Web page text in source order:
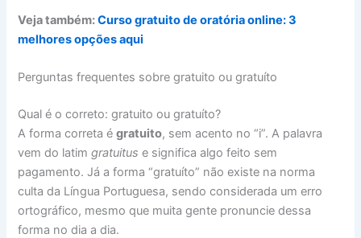
Veja também:Curso gratuito de oratória online: 3
melhores opções aqui
Perguntas frequentes sobre gratuito ou gratuíto
Qual é o correto: gratuito ou gratuíto?
A forma correta égratuito, sem acento no “i”. A palavra
vem do latimgratuitus e significa algo feito sem
pagamento. Já a forma “gratuíto” não existe na norma
culta da Língua Portuguesa, sendo considerada um erro
ortográfico, mesmo que muita gente pronuncie dessa
forma no dia a dia.